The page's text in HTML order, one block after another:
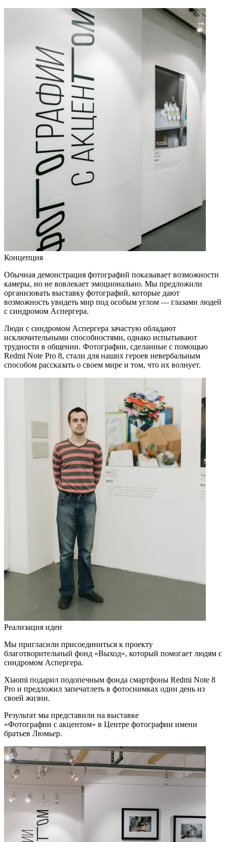
Концепция
Обычная демонстрация фотографий показывает возможности
камеры, но не вовлекает эмоционально. Мы предложили
организовать выставку фотографий, которые дают
возможность увидеть мир под особым углом — глазами людей
с синдромом Аспергера.
Люди с синдромом Аспергера зачастую обладают
исключительными способностями, однако испытывают
трудности в общении. Фотографии, сделанные с помощью
Redmi Note Pro 8, стали для наших героев невербальным
способом рассказать о своем мире и том, что их волнует.
Реализация идеи
Мы пригласили присоединиться к проекту
благотворительный фонд «Выход», который помогает людям с
синдромом Аспергера.
Xiaomi подарил подопечным фонда смартфоны Redmi Note 8
Pro и предложил запечатлеть в фотоснимках один день из
своей жизни.
Результат мы представили на выставке
«Фотографии с акцентом» в Центре фотографии имени
братьев Люмьер.